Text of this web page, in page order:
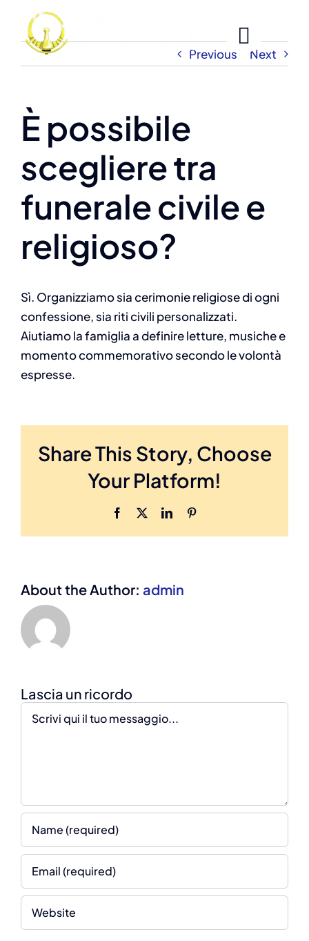
content
Previous Next
È possibile
scegliere tra
funerale civile e
religioso?
Sì. Organizziamo sia cerimonie religiose di ogni
confessione, sia riti civili personalizzati.
Aiutiamo la famiglia a definire letture, musiche e
momento commemorativo secondo le volontà
espresse.
Share This Story, Choose
Your Platform!
FacebookLinkedIn
About the Author: admin
Comment